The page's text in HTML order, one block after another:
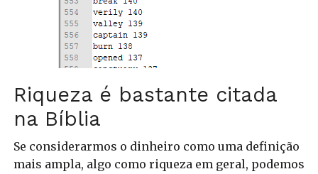
Riqueza é bastante citada
na Bíblia
Se considerarmos o dinheiro como uma definição
mais ampla, algo como riqueza em geral, podemos